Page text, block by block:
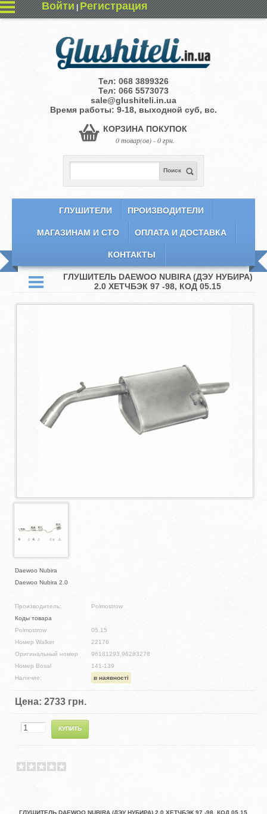
Войти|Регистрация
Тел: 068 3899326
Тел: 066 5573073
sale@glushiteli.in.ua
Время работы: 9-18, выходной суб, вс.
КОРЗИНА ПОКУПОК
0 товар(ов) - 0 грн.
Поиск
ГЛУШИТЕЛИ ПРОИЗВОДИТЕЛИ
МАГАЗИНАМ И СТО ОПЛАТА И ДОСТАВКА
КОНТАКТЫ
ГЛУШИТЕЛЬ DAEWOO NUBIRA (ДЭУ НУБИРА)
2.0 ХЕТЧБЭК 97 -98, КОД 05.15
Daewoo Nubira
Daewoo Nubira 2.0
Производитель:
Polmostrow
Коды товара
Polmostrow
05.15
Номер Walker
22176
Оригинальный номер
96181293,96283278
Номер Bosal
141-139
Наличие:
в наявності
Цена:2733 грн.
ГЛУШИТЕЛЬ DAEWOO NUBIRA (ДЭУ НУБИРА) 2.0 ХЕТЧБЭК 97 -98, КОД 05.15